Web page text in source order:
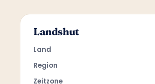
Landshut
Land
Region
Zeitzone